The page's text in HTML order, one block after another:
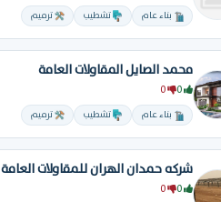
بناء عام تشطيب ترميم
محمد الصايل المقاولات العامة
0
0
بناء عام تشطيب ترميم
شركه حمدان الهران للمقاولات العامة
0
0